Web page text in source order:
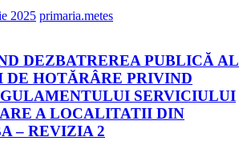
2025 primaria.metes
DEZBATREREA PUBLICĂ AL
DE HOTĂRÂRE PRIVIND
SERVICIULUI
A LOCALITATII DIN
– REVIZIA 2